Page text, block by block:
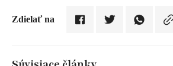
Zdielať na